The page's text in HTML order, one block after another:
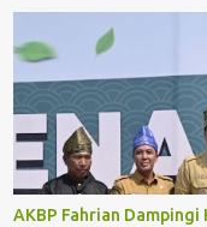
AKBP Fahrian Dampingi